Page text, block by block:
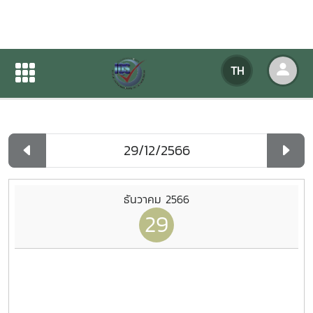
TH
ปฏิทินกิจกรรมของหน่วยงาน
ปฏิทินกิจกรรมของหน่วยงาน
ธันวาคม 2566
29